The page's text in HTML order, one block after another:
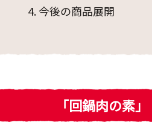
今後の商品展開
「回鍋肉の素